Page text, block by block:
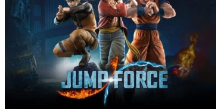
« MOFUSAND / Parler Japonais » – Des Expressions Pratiques !
« Dr Wertham / L’homme qui étudia les tueurs en série » - Un Métier à Risque !
Assassin's Creed Black Flag Resynced
« Le Vent dand les Saules » - Une Belle Histoire !
« Damn Them All » - Un duo de Choc !